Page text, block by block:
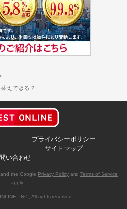
えできる？
プライバシーポリシー
サイトマップ
い合わせ
the Google Privacy Policy and Terms of Service
apply.
INC., All rights reserved.